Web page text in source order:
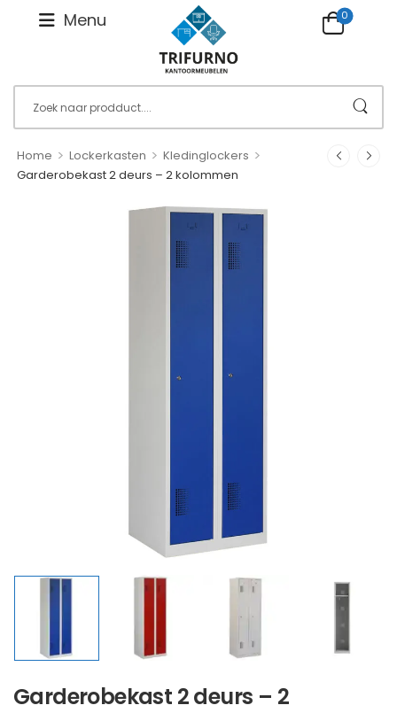
Menu 0
Home > Lockerkasten > Kledinglockers >
Garderobekast 2 deurs – 2 kolommen
Garderobekast 2 deurs – 2